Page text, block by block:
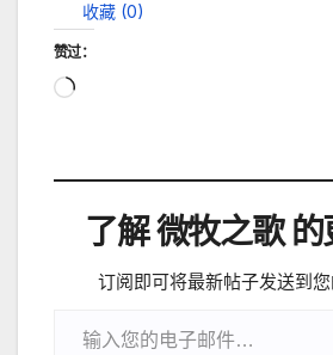
收藏 (0)
赞过：
正
载…
了解 微牧之歌
订阅即可将最新帖子发送到您